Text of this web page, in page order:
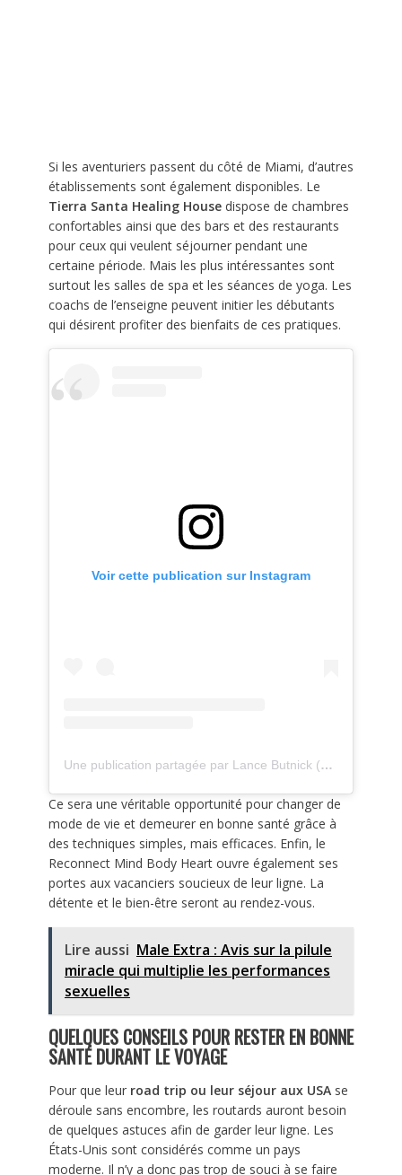
Si les aventuriers passent du côté de Miami, d’autres
établissements sont également disponibles. Le
Tierra Santa Healing Housedispose de chambres
confortables ainsi que des bars et des restaurants
pour ceux qui veulent séjourner pendant une
certaine période. Mais les plus intéressantes sont
surtout les salles de spa et les séances de yoga. Les
coachs de l’enseigne peuvent initier les débutants
qui désirent profiter des bienfaits de ces pratiques.
Voir cette publication sur Instagram
Une publication partagée par Lance Butnick (@lancebutnick)
Ce sera une véritable opportunité pour changer de
mode de vie et demeurer en bonne santé grâce à
des techniques simples, mais efficaces. Enfin, le
Reconnect Mind Body Heart ouvre également ses
portes aux vacanciers soucieux de leur ligne. La
détente et le bien-être seront au rendez-vous.
Lire aussi Male Extra : Avis sur la pilule
miracle qui multiplie les performances
sexuelles
QUELQUES CONSEILS POUR RESTER EN BONNE
SANTÉ DURANT LE VOYAGE
Pour que leur road trip ou leur séjour aux USAse
déroule sans encombre, les routards auront besoin
de quelques astuces afin de garder leur ligne. Les
États-Unis sont considérés comme un pays
moderne. Il n’y a donc pas trop de souci à se faire